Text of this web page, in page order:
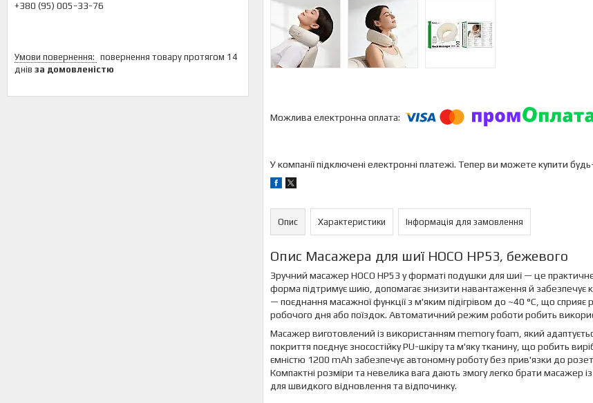
+380 (95) 005-33-76
повернення товару протягом 14
днів за домовленістю
У компанії підключені електронні платежі. Тепер ви можете купити
Опис Характеристики Інформація для замовлення
Опис Масажера для шиї HOCO HP53, бежевого
Зручний масажер HOCO HP53 у форматі подушки для шиї — це
форма підтримує шию, допомагає знизити навантаження й забезпечує
— поєднання масажної функції з м'яким підігрівом до ~40 °C, що
робочого дня або поїздок. Автоматичний режим роботи робить
Масажер виготовлений із використанням memory foam, який
покриття поєднує зносостійку PU-шкіру та м'яку тканину, що робить
ємністю 1200 mAh забезпечує автономну роботу без прив'язки до
Компактні розміри та невелика вага дають змогу легко брати масажер
для швидкого відновлення та відпочинку.